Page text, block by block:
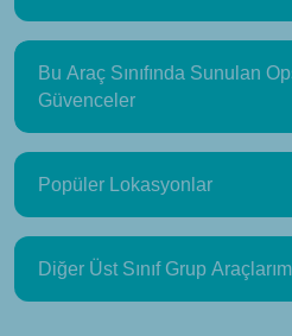
Bu Araç Sınıfında Sunulan
Güvenceler
Popüler Lokasyonlar
Diğer Üst Sınıf Grup